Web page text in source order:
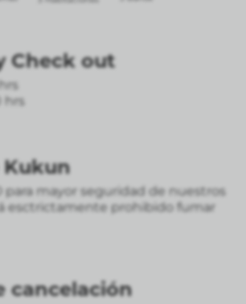
Check out
hrs
Kukun
para mayor seguridad de nuestros
esctrictamente prohibido fumar
cancelación